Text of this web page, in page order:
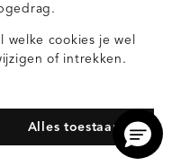
Algemene Voorwaarden
cookies je wel
of intrekken.
Alles toestaan